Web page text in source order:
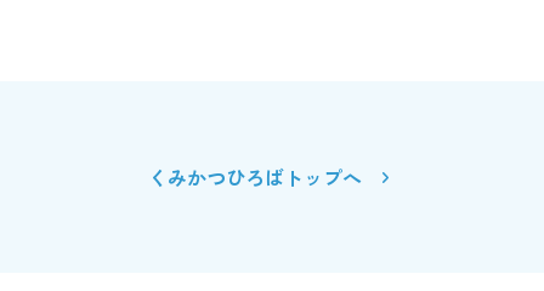
くみかつひろばトップへ